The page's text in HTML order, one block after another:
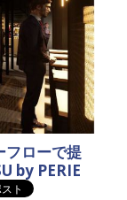
フローで提
by PERIE